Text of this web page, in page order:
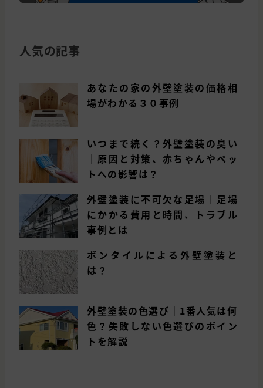
人気の記事
あなたの家の外壁塗装の価格相
場がわかる３０事例
いつまで続く？外壁塗装の臭い
｜原因と対策、赤ちゃんやペッ
トへの影響は？
外壁塗装に不可欠な足場｜足場
にかかる費用と時間、トラブル
事例とは
ボンタイルによる外壁塗装と
は？
外壁塗装の色選び｜1番人気は何
色？失敗しない色選びのポイン
トを解説